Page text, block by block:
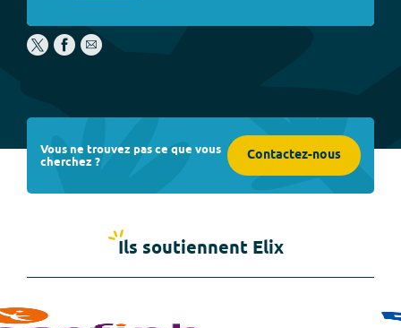
Vous ne trouvez pas ce que vous
cherchez ? Contactez-nous
Ils soutiennent Elix